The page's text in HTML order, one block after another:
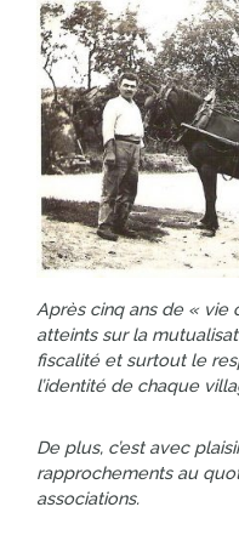
Après cinq ans de « vie
atteints sur la
fiscalité et surtout le
l’identité de chaque
De plus, c’est avec
rapprochements au
associations.